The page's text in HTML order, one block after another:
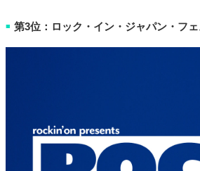
■ 第3位：ロック・イン・ジャパン・フ